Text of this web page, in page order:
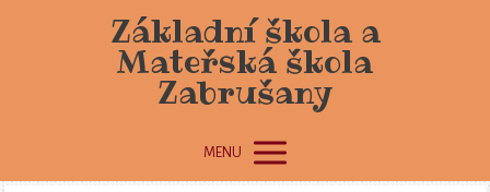
Základní škola a
Mateřská škola
Zabrušany
MENU